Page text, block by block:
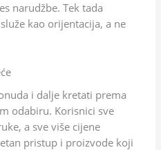
narudžbe. Tek tada
kao orijentacija, a ne
i dalje kretati prema
odabiru. Korisnici sve
a sve više cijene
pristup i proizvode koji